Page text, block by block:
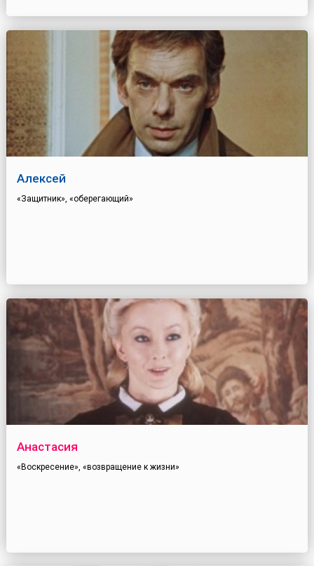
Алексей
«Защитник», «оберегающий»
Анастасия
«Воскресение», «возвращение к жизни»